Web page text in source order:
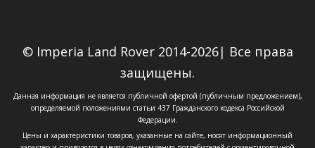
© Imperia Land Rover 2014-2026| Все права
защищены.
Данная информация не является публичной офертой (публичным предложением),
определяемой положениями статьи 437 Гражданского кодекса Российской
Федерации.
Цены и характеристики товаров, указанные на сайте, носят информационный